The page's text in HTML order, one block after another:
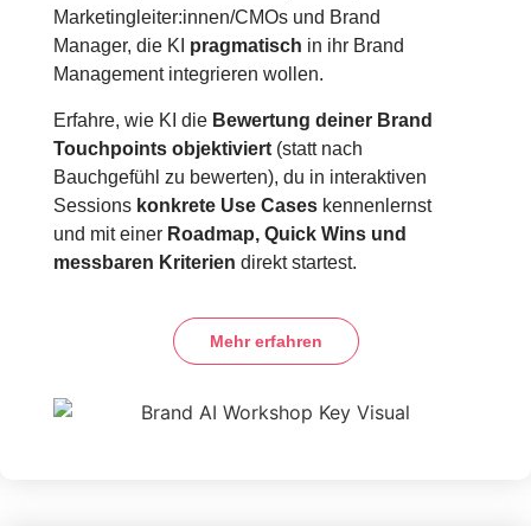
Marketingleiter:innen/CMOs und Brand
Manager, die KI pragmatisch in ihr Brand
Management integrieren wollen.
Erfahre, wie KI die Bewertung deiner Brand
Touchpoints objektiviert (statt nach
Bauchgefühl zu bewerten), du in interaktiven
Sessions konkrete Use Cases kennenlernst
und mit einer Roadmap, Quick Wins und
messbaren Kriterien direkt startest.
Mehr erfahren